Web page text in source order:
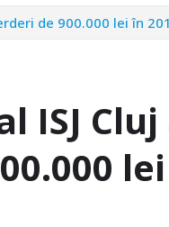
de 900.000 lei în
ISJ